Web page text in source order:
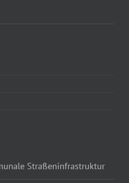
Straßeninfrastruktur